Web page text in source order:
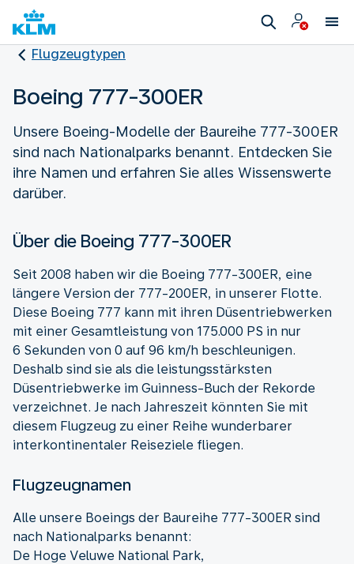
Flugzeugtypen
Boeing 777-300ER
Unsere Boeing-Modelle der Baureihe 777-300ER
sind nach Nationalparks benannt. Entdecken Sie
ihre Namen und erfahren Sie alles Wissenswerte
darüber.
Über die Boeing 777-300ER
Seit 2008 haben wir die Boeing 777-300ER, eine
längere Version der 777-200ER, in unserer Flotte.
Diese Boeing 777 kann mit ihren Düsentriebwerken
mit einer Gesamtleistung von 175.000 PS in nur
6 Sekunden von 0 auf 96 km/h beschleunigen.
Deshalb sind sie als die leistungsstärksten
Düsentriebwerke im Guinness-Buch der Rekorde
verzeichnet. Je nach Jahreszeit könnten Sie mit
diesem Flugzeug zu einer Reihe wunderbarer
interkontinentaler Reiseziele fliegen.
Flugzeugnamen
Alle unsere Boeings der Baureihe 777-300ER sind
nach Nationalparks benannt:
De Hoge Veluwe National Park,